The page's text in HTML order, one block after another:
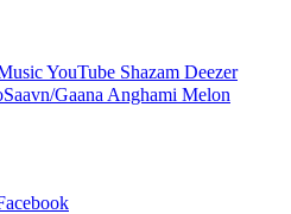
YouTube Shazam Deezer
Gaana Anghami Melon